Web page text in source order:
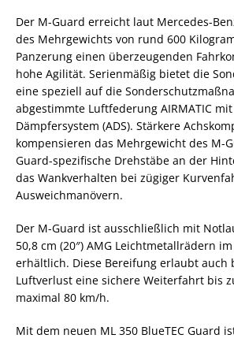
Der M-Guard erreicht laut Mercedes-
des Mehrgewichts von rund 600
Panzerung einen überzeugenden
hohe Agilität. Serienmäßig bietet die
eine speziell auf die
abgestimmte Luftfederung AIRMATIC
Dämpfersystem (ADS). Stärkere
kompensieren das Mehrgewicht des M-
Guard-spezifische Drehstäbe an der
das Wankverhalten bei zügiger
Ausweichmanövern.
Der M-Guard ist ausschließlich mit
50,8 cm (20″) AMG Leichtmetallrädern
erhältlich. Diese Bereifung erlaubt auch
Luftverlust eine sichere Weiterfahrt bis
maximal 80 km/h.
Mit dem neuen ML 350 BlueTEC Guard